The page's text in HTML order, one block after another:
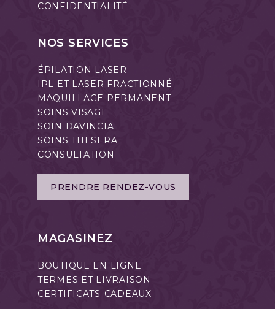
CONFIDENTIALITÉ
NOS SERVICES
ÉPILATION LASER
IPL ET LASER FRACTIONNÉ
MAQUILLAGE PERMANENT
SOINS VISAGE
SOIN DAVINCIA
SOINS THESERA
CONSULTATION
PRENDRE RENDEZ-VOUS
MAGASINEZ
BOUTIQUE EN LIGNE
TERMES ET LIVRAISON
CERTIFICATS-CADEAUX